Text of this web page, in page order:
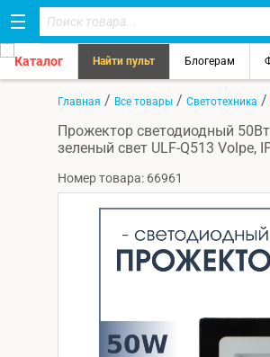
Каталог Найти пульт Блогерам
Главная / Все товары / Светотехника /
Прожектор светодиодный
зеленый свет ULF-Q513 Volpe,
Номер товара: 66961